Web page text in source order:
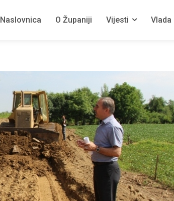
Naslovnica O Županiji Vijesti Vlada